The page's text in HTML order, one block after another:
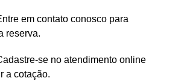
em contato conosco para
reserva.
se no atendimento online
a cotação.